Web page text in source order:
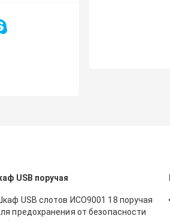
USB поручая
USB слотов ИСО9001 18 поручая
предохранения от безопасности